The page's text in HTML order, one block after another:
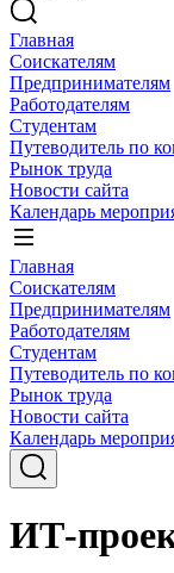
Главная
Соискателям
Предпринимателям
Работодателям
Студентам
Путеводитель по
Рынок труда
Новости сайта
Календарь
Главная
Соискателям
Предпринимателям
Работодателям
Студентам
Путеводитель по
Рынок труда
Новости сайта
Календарь
ИТ-